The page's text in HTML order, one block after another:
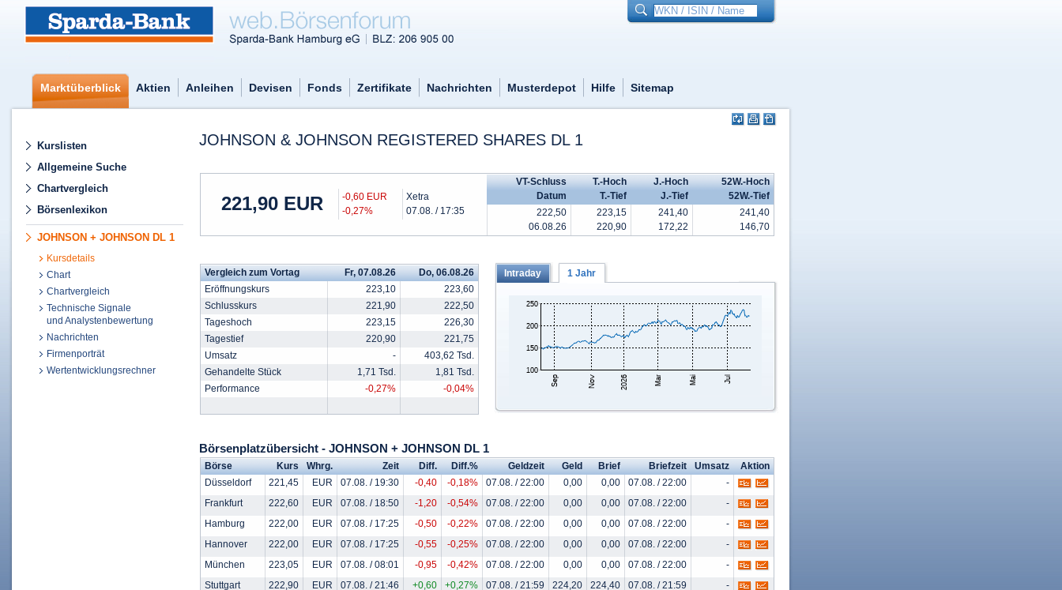
Marktüberblick Aktien Anleihen Devisen Fonds Zertifikate Nachrichten Musterdepot Hilfe Sitemap
Kurslisten
Allgemeine Suche
Chartvergleich
Börsenlexikon
JOHNSON + JOHNSON DL 1
Kursdetails
Chart
Chartvergleich
Technische Signale
und Analystenbewertung
Nachrichten
Firmenporträt
Wertentwicklungsrechner
JOHNSON & JOHNSON REGISTERED SHARES DL 1
221,90 EUR
-0,60 EUR
-0,27%
Xetra
07.08. / 17:35
VT-Schluss
Datum
T.-Hoch
T.-Tief
J.-Hoch
J.-Tief
52W.-Hoch
52W.-Tief
222,50
06.08.26
223,15
220,90
241,40
172,22
241,40
146,70
Vergleich zum Vortag Fr, 07.08.26
Do, 06.08.26
Eröffnungskurs
223,10
223,60
Schlusskurs
221,90
222,50
Tageshoch
223,15
226,30
Tagestief
220,90
221,75
Umsatz
-
403,62 Tsd.
Gehandelte Stück
1,71 Tsd.
1,81 Tsd.
Performance
-0,27% -0,04%
Intraday 1 Jahr
Börsenplatzübersicht - JOHNSON + JOHNSON DL 1
Börse Kurs Whrg. Zeit Diff. Diff.% Geldzeit Geld Brief Briefzeit Umsatz
Aktion
Düsseldorf
221,45 EUR 07.08. / 19:30 -0,40 -0,18% 07.08. / 22:00 0,00 0,00 07.08. / 22:00
-
Frankfurt
222,60 EUR 07.08. / 18:50 -1,20 -0,54% 07.08. / 22:00 0,00 0,00 07.08. / 22:00
-
Hamburg
222,00 EUR 07.08. / 17:25 -0,50 -0,22% 07.08. / 22:00 0,00 0,00 07.08. / 22:00
-
Hannover
222,00 EUR 07.08. / 17:25 -0,55 -0,25% 07.08. / 22:00 0,00 0,00 07.08. / 22:00
-
München
223,05 EUR 07.08. / 08:01 -0,95 -0,42% 07.08. / 22:00 0,00 0,00 07.08. / 22:00
-
Stuttgart
222,90 EUR 07.08. / 21:46 +0,60 +0,27% 07.08. / 21:59 224,20 224,40 07.08. / 21:59
-